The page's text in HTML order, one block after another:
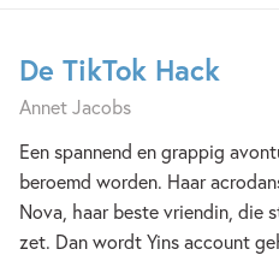
De TikTok Hack
Annet Jacobs
Een spannend en grappig
beroemd worden. Haar
Nova, haar beste vriendin, die
zet. Dan wordt Yins account